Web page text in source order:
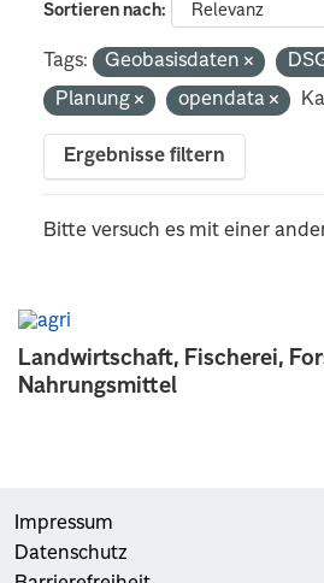
Landwirtschaft, Fischerei,
Nahrungsmittel
Sortieren nach
Tags: Geobasisdaten
Planung
opendata
Ergebnisse filtern
Bitte versuch es mit einer
Impressum
Datenschutz